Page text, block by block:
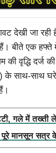
देखी जा
हैं। बीते एक
वृद्धि दर्ज
साथ-साथ
गले में तख्ती
मानसून सत्र